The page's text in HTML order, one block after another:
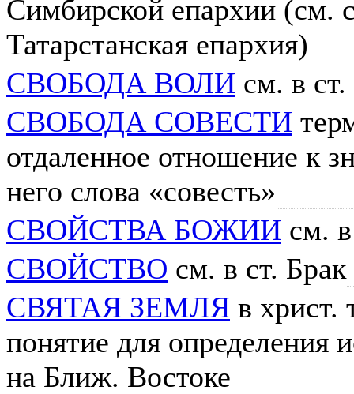
Симбирской епархии (см.
Татарстанская епархия)
СВОБОДА ВОЛИ см. в
СВОБОДА СОВЕСТИ
отдаленное отношение к
него слова «совесть»
СВОЙСТВА БОЖИИ см.
СВОЙСТВО см. в ст. Брак
СВЯТАЯ ЗЕМЛЯ в христ.
понятие для определения
на Ближ. Востоке